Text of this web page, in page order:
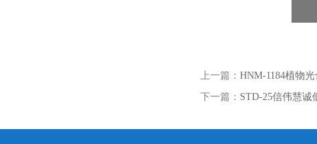
上一篇： HNM-1184植物
下一篇： STD-25信伟慧诚